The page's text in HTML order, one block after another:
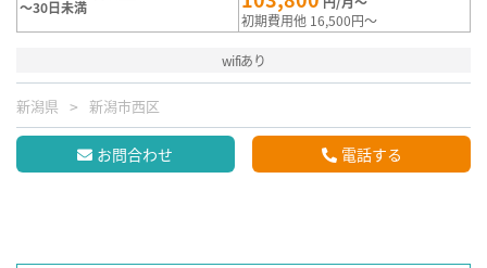
～30日未満
初期費用他 16,500円～
wifiあり
新潟県 新潟市西区
お問合わせ 電話する